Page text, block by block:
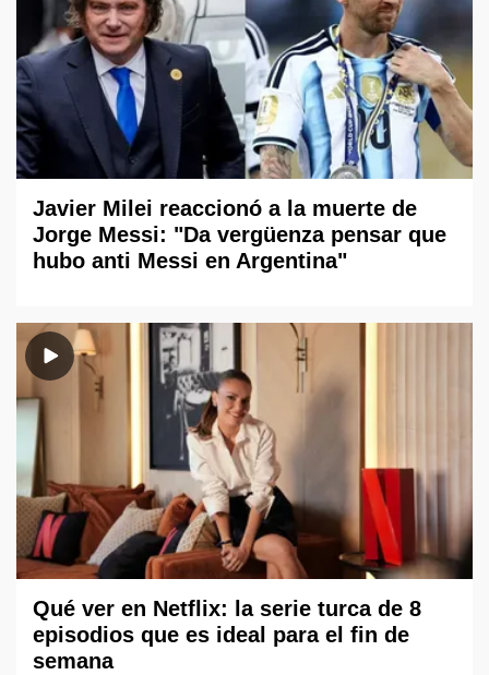
Javier Milei reaccionó a la muerte de
Jorge Messi: "Da vergüenza pensar que
hubo anti Messi en Argentina"
Qué ver en Netflix: la serie turca de 8
episodios que es ideal para el fin de
semana